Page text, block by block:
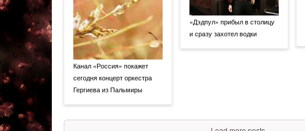
Канал «Россия» покажет
сегодня концерт оркестра
Гергиева из Пальмиры
«Дэдпул» прибыл в столицу
и сразу захотел водки